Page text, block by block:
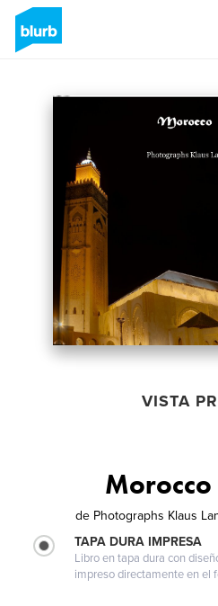
VISTA
de Photographs Klaus
TAPA DURA IMPRESA
Libro en tapa dura con
impreso directamente en el